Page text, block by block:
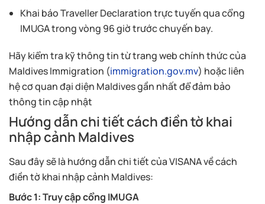
Khai báo Traveller Declaration trực tuyến qua cổng
IMUGA trong vòng 96 giờ trước chuyến bay.
Hãy kiểm tra kỹ thông tin từ trang web chính thức của
Maldives Immigration (immigration.gov.mv) hoặc liên
hệ cơ quan đại diện Maldives gần nhất để đảm bảo
thông tin cập nhật
Hướng dẫn chi tiết cách điền tờ khai
nhập cảnh Maldives
Sau đây sẽ là hướng dẫn chi tiết của VISANA về cách
điền tờ khai nhập cảnh Maldives:
Bước 1: Truy cập cổng IMUGA